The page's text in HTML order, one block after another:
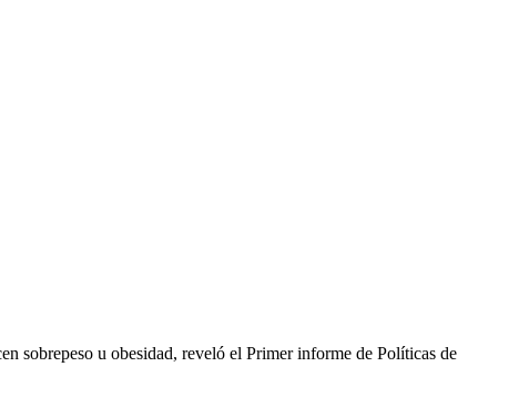
sobrepeso u obesidad, reveló el Primer informe de Políticas de